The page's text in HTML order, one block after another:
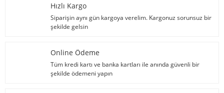
Hızlı Kargo
Siparişin aynı gün kargoya verelim. Kargonuz sorunsuz bir
şekilde gelsin
Online Ödeme
Tüm kredi kartı ve banka kartları ile anında güvenli bir
şekilde ödemeni yapın